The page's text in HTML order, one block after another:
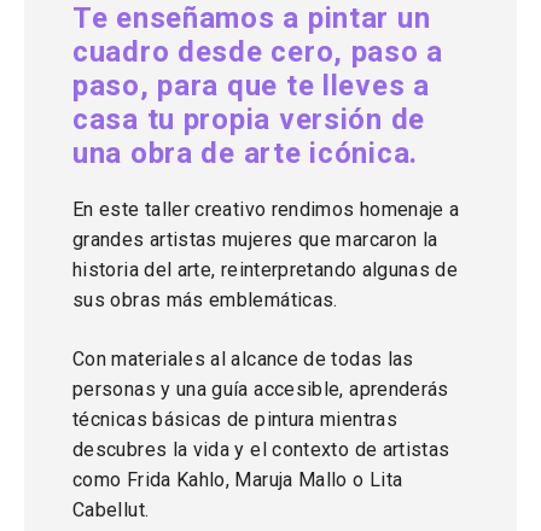
Te enseñamos a pintar un
cuadro desde cero, paso a
paso, para que te lleves a
casa tu propia versión de
una obra de arte icónica.
En este taller creativo rendimos homenaje a
grandes artistas mujeres que marcaron la
historia del arte, reinterpretando algunas de
sus obras más emblemáticas.
Con materiales al alcance de todas las
personas y una guía accesible, aprenderás
técnicas básicas de pintura mientras
descubres la vida y el contexto de artistas
como Frida Kahlo, Maruja Mallo o Lita
Cabellut.